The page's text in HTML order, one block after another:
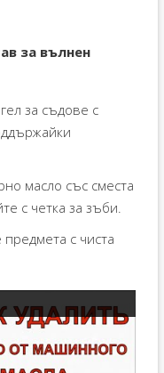
за вълнен
за съдове с
масло със сместа
с четка за зъби.
с чиста